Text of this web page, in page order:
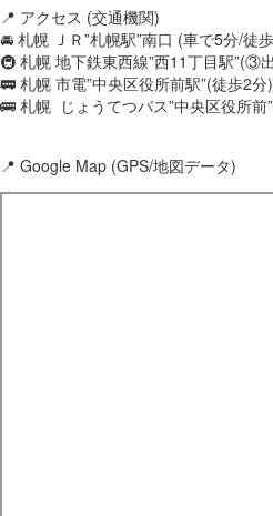
📍 アクセス (交通機関)
🚘 札幌 ＪＲ”札幌駅”南口 (車で5分/徒
🚇 札幌 地下鉄東西線”西11丁目駅”(③
🚃 札幌 市電”中央区役所前駅”(徒歩2分)
🚌 札幌 じょうてつバス”中央区役所前
📍 Google Map (GPS/地図データ)